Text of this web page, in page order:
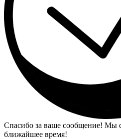
Спасибо за ваше сообщение! Мы
ближайшее время!